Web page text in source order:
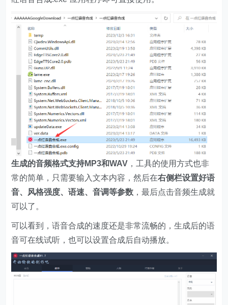
生成的音频格式支持MP3和WAV ，工具的使用方式也非
常的简单，只需要输入文本内容，然后在右侧栏设置好语
音、风格强度、语速、音调等参数 ，最后点击音频生成就
可以了。
可以看到，语音合成的速度还是非常流畅的，生成后的语
音可在线试听，也可以设置合成后自动播放。